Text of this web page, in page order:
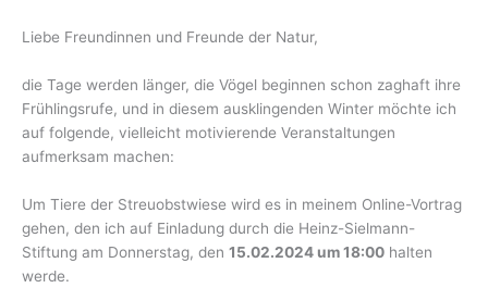
Liebe Freundinnen und Freunde der Natur,
die Tage werden länger, die Vögel beginnen schon zaghaft ihre
Frühlingsrufe, und in diesem ausklingenden Winter möchte ich
auf folgende, vielleicht motivierende Veranstaltungen
aufmerksam machen:
Um Tiere der Streuobstwiese wird es in meinem Online-Vortrag
gehen, den ich auf Einladung durch die Heinz-Sielmann-
Stiftung am Donnerstag, den 15.02.2024 um 18:00 halten
werde.